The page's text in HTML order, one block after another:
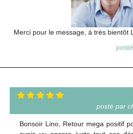
Merci pour le message, à très bientôt
posté par
Bonsoir Lino, Retour mega positif